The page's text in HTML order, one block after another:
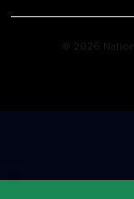
© 2026